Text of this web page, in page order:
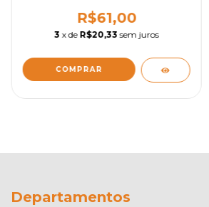
R$61,00
3 x de R$20,33 sem juros
COMPRAR
Departamentos